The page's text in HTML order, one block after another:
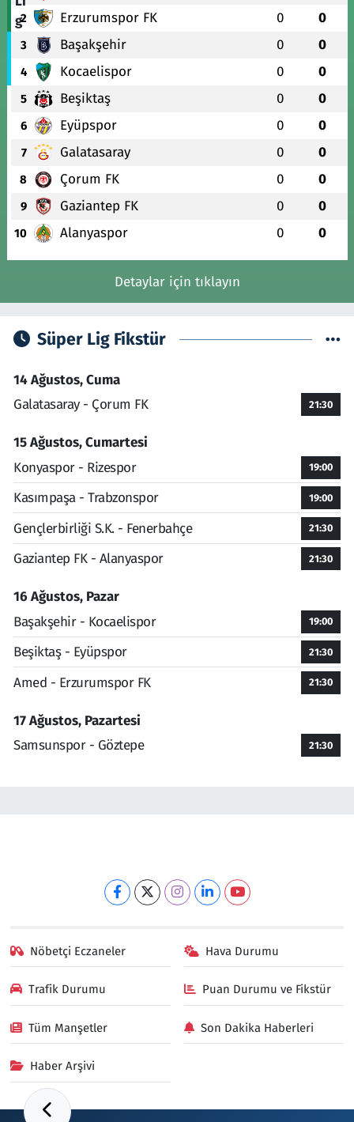
2 Erzurumspor FK 0 0
3 Başakşehir 0 0
4 Kocaelispor 0 0
5 Beşiktaş 0 0
6 Eyüpspor 0 0
7 Galatasaray 0 0
8 Çorum FK 0 0
9 Gaziantep FK 0 0
10 Alanyaspor 0 0
Detaylar için tıklayın
Süper Lig Fikstür
14 Ağustos, Cuma
Galatasaray - Çorum FK
21:30
15 Ağustos, Cumartesi
Konyaspor - Rizespor
19:00
Kasımpaşa - Trabzonspor 19:00
Gençlerbirliği S.K. - Fenerbahçe 21:30
Gaziantep FK - Alanyaspor 21:30
16 Ağustos, Pazar
Başakşehir - Kocaelispor
19:00
Beşiktaş - Eyüpspor 21:30
Amed - Erzurumspor FK 21:30
17 Ağustos, Pazartesi
Samsunspor - Göztepe
21:30
Nöbetçi Eczaneler Hava Durumu
Trafik Durumu Puan Durumu ve Fikstür
Tüm Manşetler Son Dakika Haberleri
Haber Arşivi